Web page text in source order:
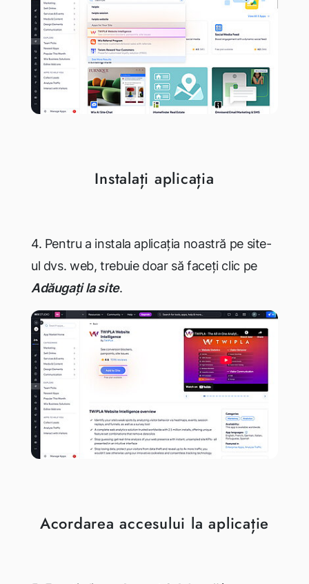
Instalați aplicația
4. Pentru a instala aplicația noastră pe site-
ul dvs. web, trebuie doar să faceți clic pe
Adăugați la site.
Acordarea accesului la aplicație